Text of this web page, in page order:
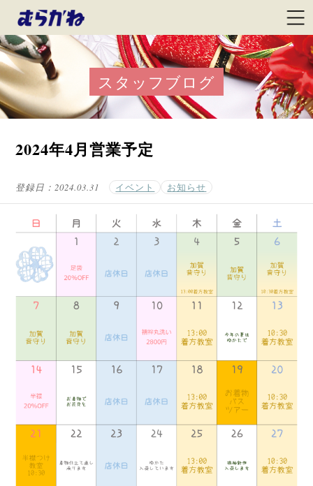
スタッフブログ
2024年4月営業予定
登録日： 2024.03.31 イベント お知らせ